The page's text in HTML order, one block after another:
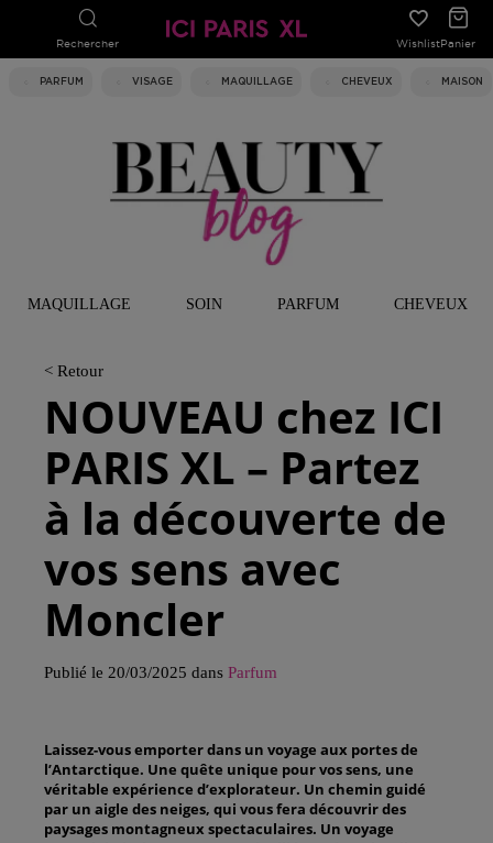
Rechercher WishlistPanier
PARFUM VISAGE MAQUILLAGE CHEVEUX MAISON
MAQUILLAGE SOIN PARFUM CHEVEUX
< Retour
NOUVEAU chez ICI
PARIS XL – Partez
à la découverte de
vos sens avec
Moncler
Publié le 20/03/2025 dans Parfum
Laissez-vous emporter dans un voyage aux portes de
l’Antarctique. Une quête unique pour vos sens, une
véritable expérience d’explorateur. Un chemin guidé
par un aigle des neiges, qui vous fera découvrir des
paysages montagneux spectaculaires. Un voyage